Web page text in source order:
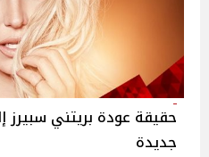
حقيقة عودة بريتني سبيرز
جديدة